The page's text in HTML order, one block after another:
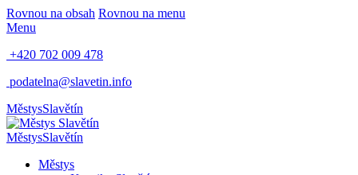
Rovnou na obsah Rovnou na menu
Menu
+420 702 009 478
podatelna@slavetin.info
MěstysSlavětín
MěstysSlavětín
Městys